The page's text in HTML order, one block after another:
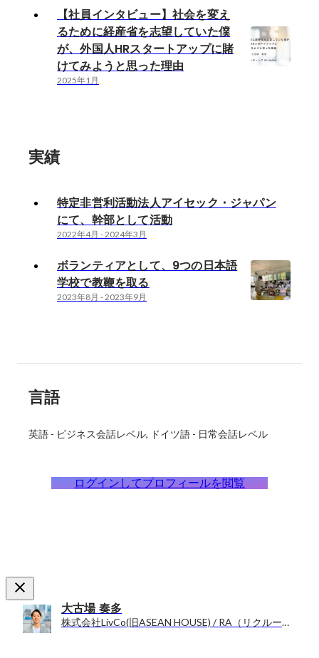
【社員インタビュー】社会を変え
るために経産省を志望していた僕
が、外国人HRスタートアップに賭
けてみようと思った理由
2025年1月
実績
特定非営利活動法人アイセック・ジャパン
にて、幹部として活動
2022年4月 -2024年3月
ボランティアとして、9つの日本語
学校で教鞭を取る
2023年8月 -2023年9月
言語
英語 - ビジネス会話レベル ドイツ語 - 日常会話レベル
ログインしてプロフィールを閲覧
大古場 奏多
株式会社LivCo(旧ASEAN HOUSE) / RA（リクルーティングアドバイザー）